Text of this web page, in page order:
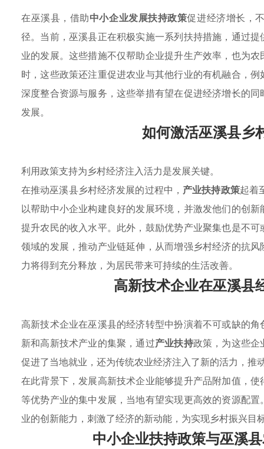
在巫溪县，借助中小企业发展扶持政策促进经济增长，
径。当前，巫溪县正在积极实施一系列扶持措施，通过
业的发展。这些措施不仅帮助企业提升生产效率，也为
时，这些政策还注重促进农业与其他行业的有机融合，
深度整合资源与服务，这些举措有望在促进经济增长的同
发展。
如何激活巫溪县乡
利用政策支持为乡村经济注入活力是发展关键。
在推动巫溪县乡村经济发展的过程中， 产业扶持政策起着
以帮助中小企业构建良好的发展环境，并激发他们的创
提升农民的收入水平。此外，鼓励优势产业聚集也是不
领域的发展，推动产业链延伸，从而增强乡村经济的抗
力将得到充分释放，为居民带来可持续的生活改善。
高新技术企业在巫溪县
高新技术企业在巫溪县的经济转型中扮演着不可或缺的角
新和高新技术产业的集聚，通过产业扶持政策，为这些企
促进了当地就业，还为传统农业经济注入了新的活力，推
在此背景下，发展高新技术企业能够提升产品附加值，
等优势产业的集中发展，当地有望实现更高效的资源配
业的创新能力，刺激了经济的新动能，为实现乡村振兴目
中小企业扶持政策与巫溪